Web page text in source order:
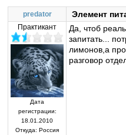
predator Элемент
Практикант
Дата
регистрации:
18.01.2010
Откуда: Россия
Да, чтоб
запитать...
лимонов,а
разговор